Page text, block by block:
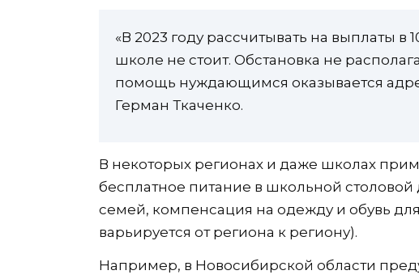
«В 2023 году рассчитывать на выплаты в
школе не стоит. Обстановка не
помощь нуждающимся оказывается
Герман Ткаченко.
В некоторых регионах и даже школах
бесплатное питание в школьной
семей, компенсация на одежду и обувь
варьируется от региона к региону).
Например, в Новосибирской области